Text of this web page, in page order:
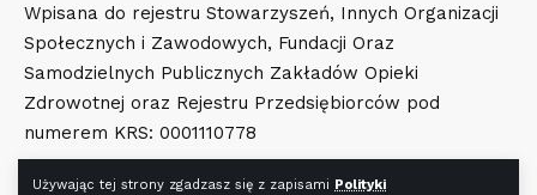
Używając tej strony zgadzasz się z zapisami Polityki
Wpisana do rejestru Stowarzyszeń, Innych Organizacji
Społecznych i Zawodowych, Fundacji Oraz
Samodzielnych Publicznych Zakładów Opieki
Zdrowotnej oraz Rejestru Przedsiębiorców pod
numerem KRS: 0001110778